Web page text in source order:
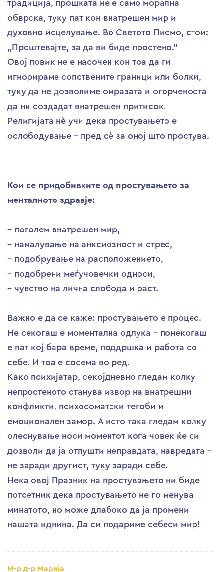
традиција, прошката не е само морална
обврска, туку пат кон внатрешен мир и
духовно исцелување. Во Светото Писмо, стои:
„Проштевајте, за да ви биде простено.“
Овој повик не е насочен кон тоа да ги
игнорираме сопствените граници или болки,
туку да не дозволиме омразата и огорченоста
да ни создадат внатрешен притисок.
Религијата нè учи дека простувањето е
ослободување – пред сè за оној што простува.
Кои се придобивките од простувањето за
менталното здравје:
– поголем внатрешен мир,
– намалување на анксиозност и стрес,
– подобрување на расположението,
– подобрени меѓучовечки односи,
– чувство на лична слобода и раст.
Важно е да се каже: простувањето е процес.
Не секогаш е моментална одлука – понекогаш
е пат кој бара време, поддршка и работа со
себе. И тоа е сосема во ред.
Како психијатар, секојдневно гледам колку
непростеното станува извор на внатрешни
конфликти, психосоматски тегоби и
емоционален замор. А исто така гледам колку
олеснување носи моментот кога човек ќе си
дозволи да ја отпушти неправдата, навредата –
не заради другиот, туку заради себе.
Нека овој Празник на простувањето ни биде
потсетник дека простувањето не го менува
минатото, но може длабоко да ја промени
нашата иднина. Да си подариме себеси мир!
М-р д-р Марија